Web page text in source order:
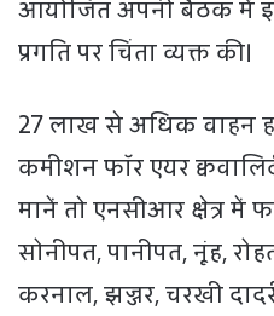
आयोजित अपनी बैठक में
प्रगति पर चिंता व्यक्त की।
27 लाख से अधिक वाहन
कमीशन फॉर एयर
मानें तो एनसीआर क्षेत्र में
सोनीपत, पानीपत, नूंह,
करनाल, झज्जर, चरखी